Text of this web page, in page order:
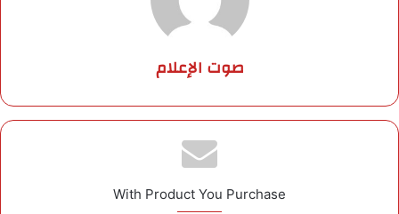
صوت الإعلام
With Product You Purchase